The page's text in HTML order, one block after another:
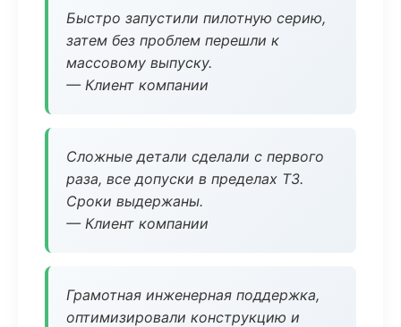
Быстро запустили пилотную серию,
затем без проблем перешли к
массовому выпуску.
— Клиент компании
Сложные детали сделали с первого
раза, все допуски в пределах ТЗ.
Сроки выдержаны.
— Клиент компании
Грамотная инженерная поддержка,
оптимизировали конструкцию и